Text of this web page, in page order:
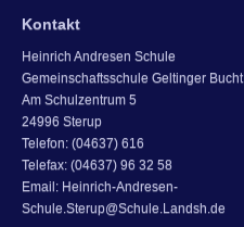
Kontakt
Heinrich Andresen Schule
Gemeinschaftsschule Geltinger Bucht
Am Schulzentrum 5
24996 Sterup
Telefon: (04637) 616
Telefax: (04637) 96 32 58
Email: Heinrich-Andresen-
Schule.Sterup@Schule.Landsh.de